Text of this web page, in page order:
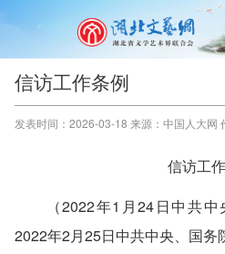
信访工作条例
发表时间：2026-03-18 来源：中国人大网
信访工
（2022年1月24日中共中
2022年2月25日中共中央、国务